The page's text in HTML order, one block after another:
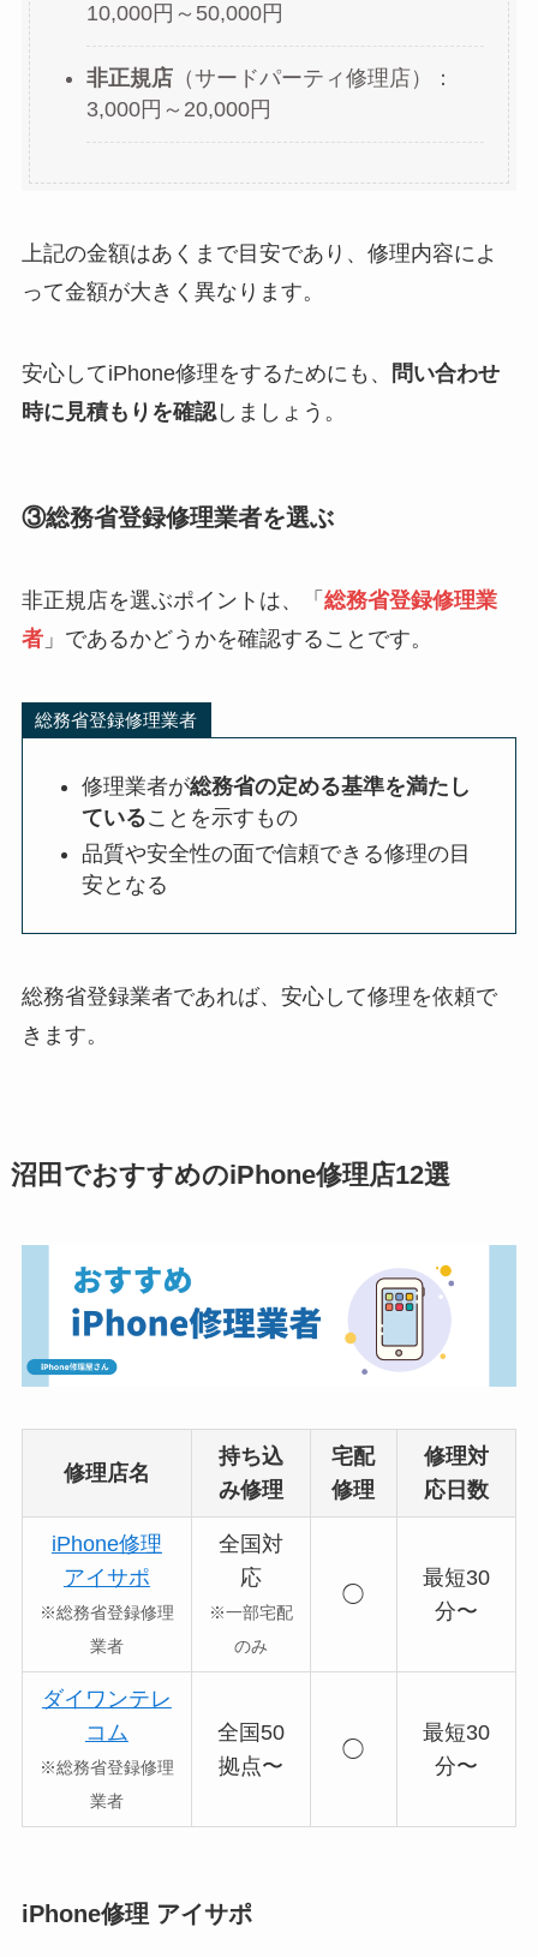
10,000円～50,000円
非正規店（サードパーティ修理店）：
3,000円～20,000円
上記の金額はあくまで目安であり、修理内容によ
って金額が大きく異なります。
安心してiPhone修理をするためにも、
問い合わせ
時に見積もりを確認しましょう。
③総務省登録修理業者を選ぶ
非正規店を選ぶポイントは、「 総務省登録修理業
者」であるかどうかを確認することです。
総務省登録修理業者
修理業者が総務省の定める基準を満たし
ていることを示すもの
品質や安全性の面で信頼できる修理の目
安となる
総務省登録業者であれば、安心して修理を依頼で
きます。
沼田でおすすめのiPhone修理店12選
修理店名
持ち込
み修理
宅配
修理
修理対
応日数
iPhone修理
アイサポ
※総務省登録修理
業者
全国対
応
※一部宅配
のみ
◯
最短30
分〜
ダイワンテレ
コム
※総務省登録修理
業者
全国50
拠点〜
◯
最短30
分〜
iPhone修理 アイサポ